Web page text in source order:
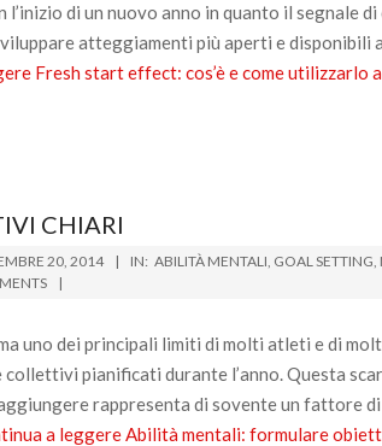
di un nuovo anno in quanto il segnale
atteggiamenti più aperti e disponibili
Fresh start effect: cos’è e come utilizzarlo
CHIARI
20, 2014 IN: ABILITÀ MENTALI, GOAL SETTING,
uno dei principali limiti di molti atleti e di
pianificati durante l’anno. Questa
rappresenta di sovente un fattore
a leggereAbilità mentali: formulare